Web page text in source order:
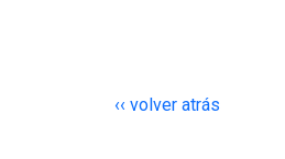
‹‹ volver atrás